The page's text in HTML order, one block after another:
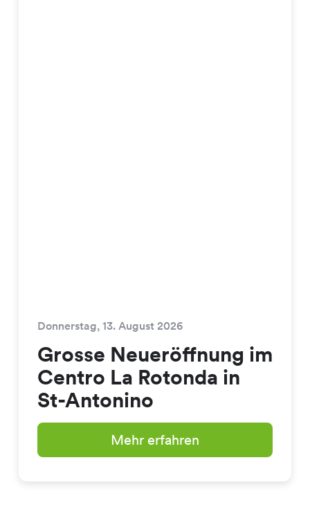
Donnerstag, 13. August 2026
Grosse Neueröffnung im
Centro La Rotonda in
St-Antonino
Mehr erfahren